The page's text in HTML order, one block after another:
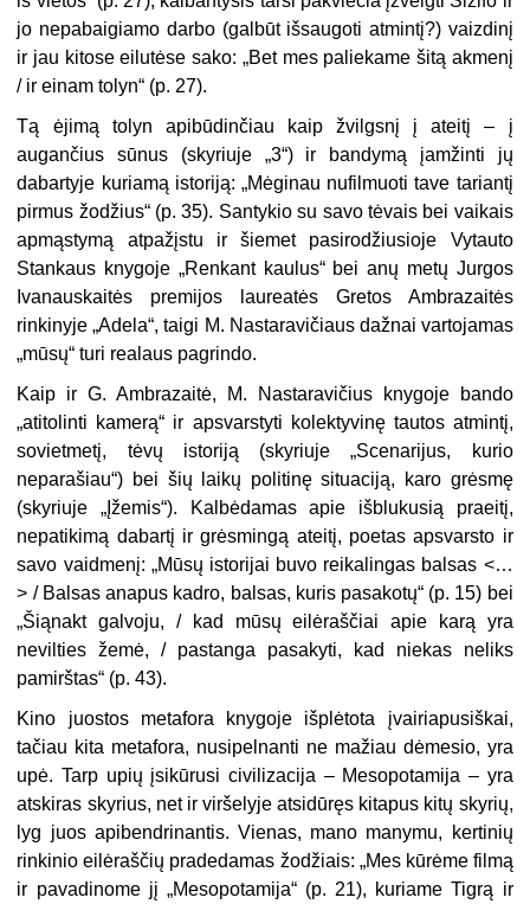
jo nepabaigiamo darbo (galbūt išsaugoti atmintį?) vaizdinį
ir jau kitose eilutėse sako: „Bet mes paliekame šitą akmenį
/ ir einam tolyn“ (p. 27).
Tą ėjimą tolyn apibūdinčiau kaip žvilgsnį į ateitį – į
augančius sūnus (skyriuje „3“) ir bandymą įamžinti jų
dabartyje kuriamą istoriją: „Mėginau nufilmuoti tave tariantį
pirmus žodžius“ (p. 35). Santykio su savo tėvais bei vaikais
apmąstymą atpažįstu ir šiemet pasirodžiusioje Vytauto
Stankaus knygoje „Renkant kaulus“ bei anų metų Jurgos
Ivanauskaitės premijos laureatės Gretos Ambrazaitės
rinkinyje „Adela“, taigi M. Nastaravičiaus dažnai vartojamas
„mūsų“ turi realaus pagrindo.
Kaip ir G. Ambrazaitė, M. Nastaravičius knygoje bando
„atitolinti kamerą“ ir apsvarstyti kolektyvinę tautos atmintį,
sovietmetį, tėvų istoriją (skyriuje „Scenarijus, kurio
neparašiau“) bei šių laikų politinę situaciją, karo grėsmę
(skyriuje „Įžemis“). Kalbėdamas apie išblukusią praeitį,
nepatikimą dabartį ir grėsmingą ateitį, poetas apsvarsto ir
savo vaidmenį: „Mūsų istorijai buvo reikalingas balsas <…
> / Balsas anapus kadro, balsas, kuris pasakotų“ (p. 15) bei
„Šiąnakt galvoju, / kad mūsų eilėraščiai apie karą yra
nevilties žemė, / pastanga pasakyti, kad niekas neliks
pamirštas“ (p. 43).
Kino juostos metafora knygoje išplėtota įvairiapusiškai,
tačiau kita metafora, nusipelnanti ne mažiau dėmesio, yra
upė. Tarp upių įsikūrusi civilizacija – Mesopotamija – yra
atskiras skyrius, net ir viršelyje atsidūręs kitapus kitų skyrių,
lyg juos apibendrinantis. Vienas, mano manymu, kertinių
rinkinio eilėraščių pradedamas žodžiais: „Mes kūrėme filmą
ir pavadinome jį „Mesopotamija“ (p. 21), kuriame Tigrą ir